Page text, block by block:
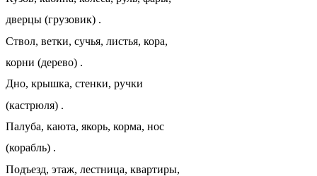
дверцы (грузовик) .
Ствол, ветки, сучья, листья, кора,
корни (дерево) .
Дно, крышка, стенки, ручки
(кастрюля) .
Палуба, каюта, якорь, корма, нос
(корабль) .
Подъезд, этаж, лестница, квартиры,